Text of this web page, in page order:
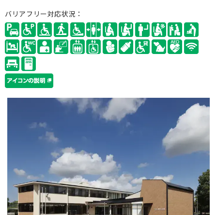
バリアフリー対応状況：